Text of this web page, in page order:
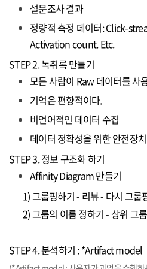
설문조사 결과
정량적 측정 데이터: Click-
Activation count. Etc.
STEP 2. 녹취록 만들기
모든 사람이 Raw 데이터를 사
기억은 편향적이다.
비언어적인 데이터 수집
데이터 정확성을 위한 안전장치
STEP 3. 정보 구조화 하기
Affinity Diagram 만들기
1) 그룹핑하기 - 리뷰 - 다시 그룹
2) 그룹의 이름 정하기 - 상위 그
STEP 4. 분석하기 : *Artifact model